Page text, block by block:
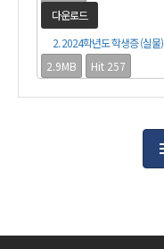
다운로드
2. 2024학년도 학생증 (실
2.9MB
Hit 257